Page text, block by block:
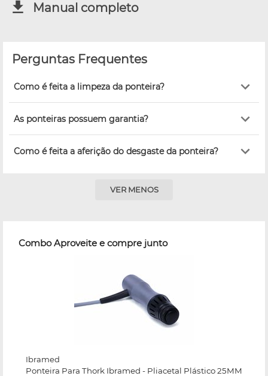
Manual completo
Perguntas Frequentes
Como é feita a limpeza da ponteira?
As ponteiras possuem garantia?
Como é feita a aferição do desgaste da ponteira?
VER MENOS
Combo Aproveite e compre junto
Ibramed
Ponteira Para Thork Ibramed - Pliacetal Plástico 25MM